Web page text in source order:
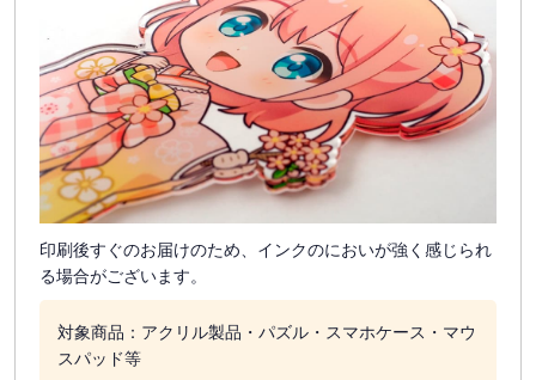
印刷後すぐのお届けのため、インクのにおいが強く感じられ
る場合がございます。
対象商品：アクリル製品・パズル・スマホケース・マウ
スパッド等